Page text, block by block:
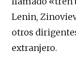
Lenin,
otros
extranjero.